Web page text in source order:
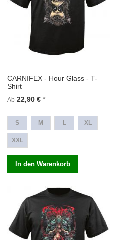
CARNIFEX - Hour Glass - T-
Shirt
Ab 22,90 €
S M L XL
XXL
In den Warenkorb